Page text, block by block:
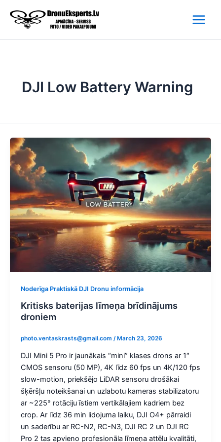
content
DJI Low Battery Warning
Noderīga Praktiskā DJI Dronu informācija
Kritisks baterijas līmeņa brīdinājums
droniem
photo.ventaskrasts@gmail.com / March 23, 2026
DJI Mini 5 Pro ir jaunākais “mini” klases drons ar 1″
CMOS sensoru (50 MP), 4K līdz 60 fps un 4K/120 fps
slow-motion, priekšējo LiDAR sensoru drošākai
šķēršļu noteikšanai un uzlabotu kameras stabilizatoru
ar ~225° rotāciju īstiem vertikālajiem kadriem bez
crop. Ar līdz 36 min lidojuma laiku, DJI O4+ pārraidi
un saderību ar RC-N2, RC-N3, DJI RC 2 un DJI RC
Pro 2 tas apvieno profesionāla līmeņa attēlu kvalitāti,